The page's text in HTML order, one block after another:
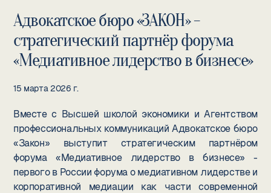
Адвокатское бюро «ЗАКОН» -
стратегический партнёр форума
«Медиативное лидерство в бизнесе»
15 марта 2026 г.
Вместе с Высшей школой экономики и Агентством
профессиональных коммуникаций Адвокатское бюро
«Закон» выступит стратегическим партнёром
форума «Медиативное лидерство в бизнесе» -
первого в России форума о медиативном лидерстве и
корпоративной медиации как части современной